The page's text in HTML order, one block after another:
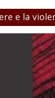
e la